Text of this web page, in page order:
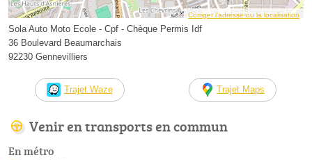
Corriger l’adresse ou la localisation
Sola Auto Moto Ecole - Cpf - Chèque Permis Idf
36 Boulevard Beaumarchais
92230 Gennevilliers
Trajet Waze Trajet Maps
Venir en transports en commun
En métro